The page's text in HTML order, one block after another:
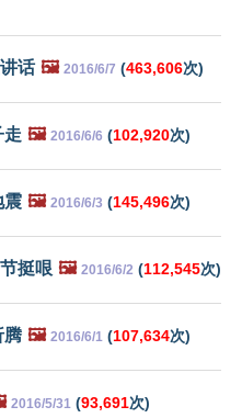
话 🖼️ 2016/6/7 (463,606次)
走 🖼️ 2016/6/6 (102,920次)
震 🖼️ 2016/6/3 (145,496次)
挺哏 🖼️ 2016/6/2 (112,545次)
腾 🖼️ 2016/6/1 (107,634次)
2016/5/31 (93,691次)